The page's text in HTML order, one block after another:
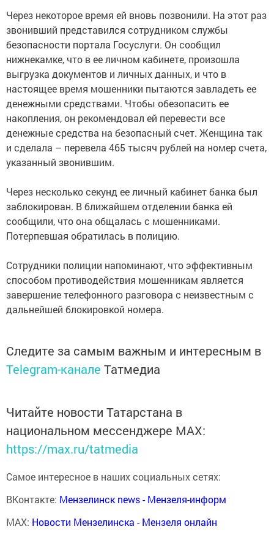
Через некоторое время ей вновь позвонили. На этот раз
звонивший представился сотрудником службы
безопасности портала Госуслуги. Он сообщил
нижнекамке, что в ее личном кабинете, произошла
выгрузка документов и личных данных, и что в
настоящее время мошенники пытаются завладеть ее
денежными средствами. Чтобы обезопасить ее
накопления, он рекомендовал ей перевести все
денежные средства на безопасный счет. Женщина так
и сделала – перевела 465 тысяч рублей на номер счета,
указанный звонившим.
Через несколько секунд ее личный кабинет банка был
заблокирован. В ближайшем отделении банка ей
сообщили, что она общалась с мошенниками.
Потерпевшая обратилась в полицию.
Сотрудники полиции напоминают, что эффективным
способом противодействия мошенникам является
завершение телефонного разговора с неизвестным с
дальнейшей блокировкой номера.
Следите за самым важным и интересным в
Telegram-канале Татмедиа
Читайте новости Татарстана в
национальном мессенджере MАХ:
https://max.ru/tatmedia
Самое интересное в наших социальных сетях:
ВКонтакте: Мензелинск news - Мензеля-информ
MAX: Новости Мензелинска - Мензеля онлайн